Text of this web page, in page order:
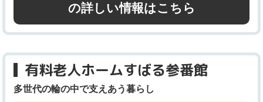
の詳しい情報はこちら
有料老人ホームすばる参番館
多世代の輪の中で支えあう暮らし